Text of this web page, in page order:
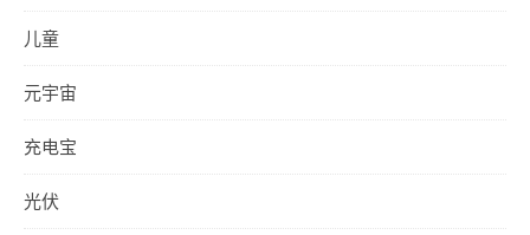
儿童
元宇宙
充电宝
光伏